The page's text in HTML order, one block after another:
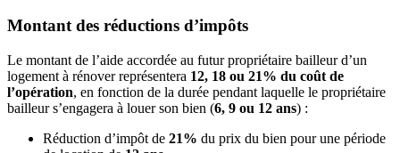
Montant des réductions d’impôts
Le montant de l’aide accordée au futur propriétaire bailleur d’un
logement à rénover représentera 12, 18 ou 21% du coût de
l’opération, en fonction de la durée pendant laquelle le propriétaire
bailleur s’engagera à louer son bien (6, 9 ou 12 ans) :
Réduction d’impôt de 21% du prix du bien pour une période